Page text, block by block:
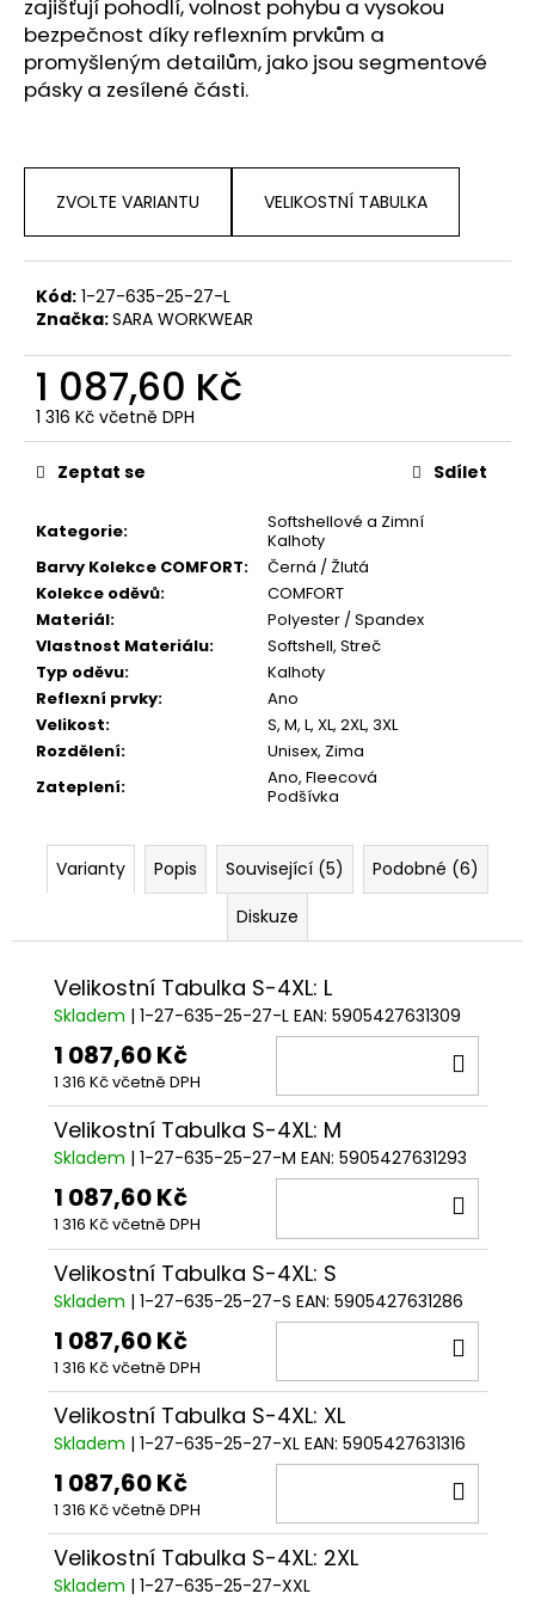
zajišťují pohodlí, volnost pohybu a vysokou
bezpečnost díky reflexním prvkům a
promyšleným detailům, jako jsou segmentové
pásky a zesílené části.
ZVOLTE VARIANTU VELIKOSTNÍ TABULKA
Kód: 1-27-635-25-27-L
Značka:SARA WORKWEAR
1 087,60 Kč
1 316 Kč včetně DPH
Měrná
cena:
Kategorie:
Softshellové a Zimní
Kalhoty
Barvy Kolekce COMFORT:
Černá / Žlutá
Kolekce oděvů:
COMFORT
Materiál:
Polyester / Spandex
Vlastnost Materiálu: Softshell, Streč
Typ oděvu:
Kalhoty
Reflexní prvky:
Ano
Velikost: S, M, L, XL, 2XL, 3XL
Rozdělení: Unisex, Zima
Zateplení: Ano, Fleecová
Podšívka
Zeptat se Sdílet
Varianty Popis Související (5)
Podobné (6)
Diskuze
Velikostní Tabulka S-4XL: L
Skladem | 1-27-635-25-27-L EAN: 5905427631309
1 087,60 Kč
1 316 Kč včetně DPH
Velikostní Tabulka S-4XL: M
Skladem | 1-27-635-25-27-M EAN: 5905427631293
1 087,60 Kč
1 316 Kč včetně DPH
Velikostní Tabulka S-4XL: S
Skladem | 1-27-635-25-27-S EAN: 5905427631286
1 087,60 Kč
1 316 Kč včetně DPH
Velikostní Tabulka S-4XL: XL
Skladem | 1-27-635-25-27-XL EAN: 5905427631316
1 087,60 Kč
1 316 Kč včetně DPH
Velikostní Tabulka S-4XL: 2XL
Skladem | 1-27-635-25-27-XXL